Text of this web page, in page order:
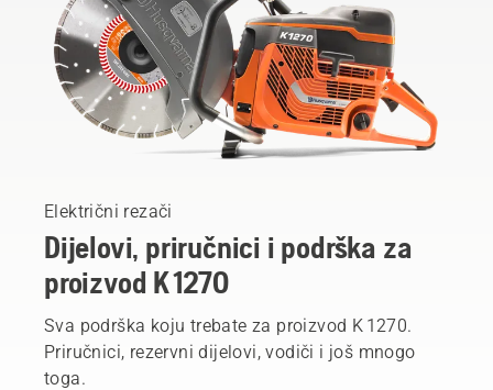
Električni rezači
Dijelovi, priručnici i podrška za
proizvod K 1270
Sva podrška koju trebate za proizvod K 1270.
Priručnici, rezervni dijelovi, vodiči i još mnogo
toga.